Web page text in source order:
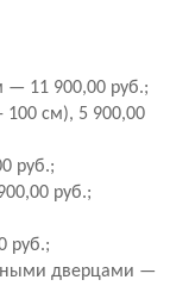
11 900,00 руб.;
см), 5 900,00
руб.;
руб.;
руб.;
дверцами —